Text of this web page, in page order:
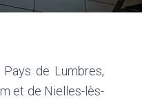
de Lumbres,
et de Nielles-lès-